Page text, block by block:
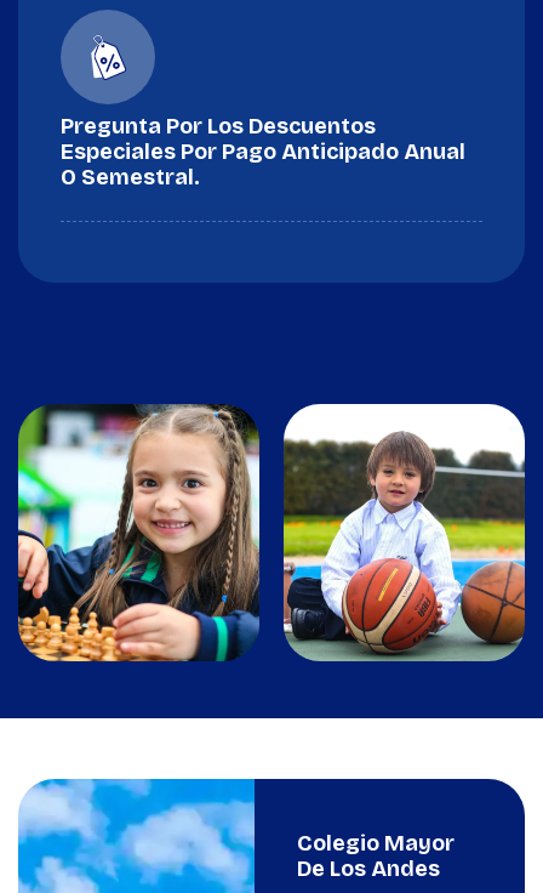
Pregunta Por Los Descuentos
Especiales Por Pago Anticipado Anual
O Semestral.
Colegio Mayor
De Los Andes